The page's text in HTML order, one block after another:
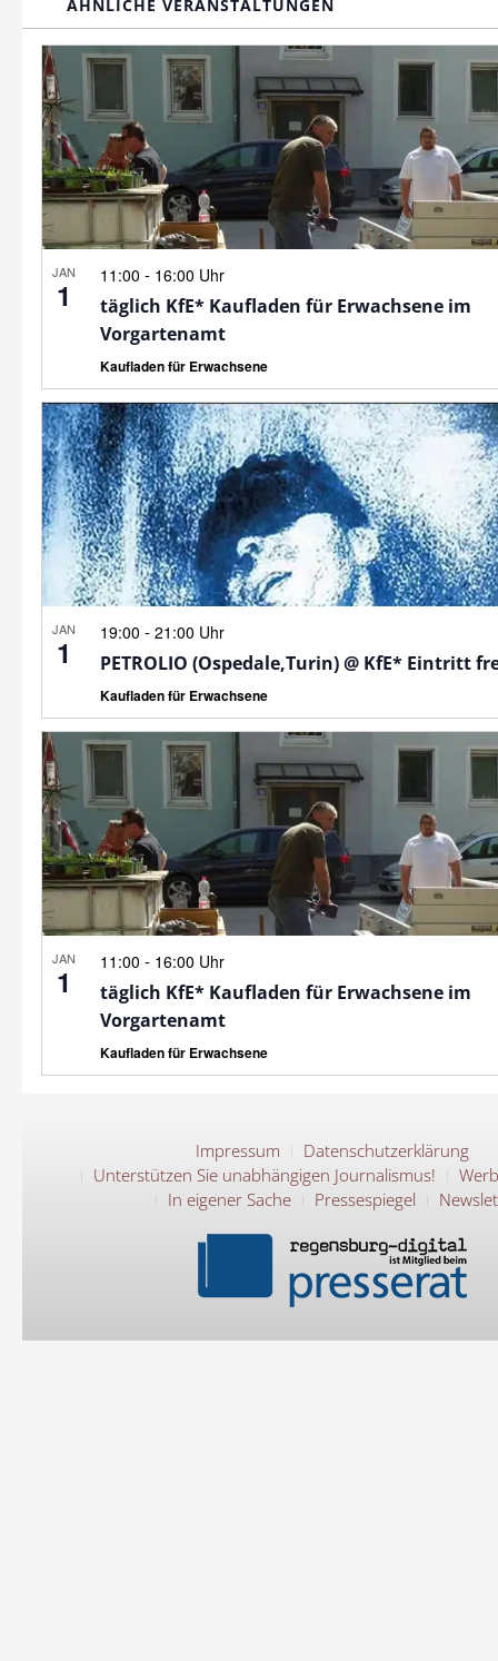
ÄHNLICHE VERANSTALTUNGEN
JAN
1
11:00 - 16:00 Uhr
täglich KfE* Kaufladen für Erwachsene im
Vorgartenamt
Kaufladen für Erwachsene
JAN
1
19:00 - 21:00 Uhr
PETROLIO (Ospedale,Turin) @ KfE* Eintritt
Kaufladen für Erwachsene
JAN
1
11:00 - 16:00 Uhr
täglich KfE* Kaufladen für Erwachsene im
Vorgartenamt
Kaufladen für Erwachsene
Impressum
Datenschutzerklärung
Unterstützen Sie unabhängigen Journalismus!
In eigener Sache
Pressespiegel